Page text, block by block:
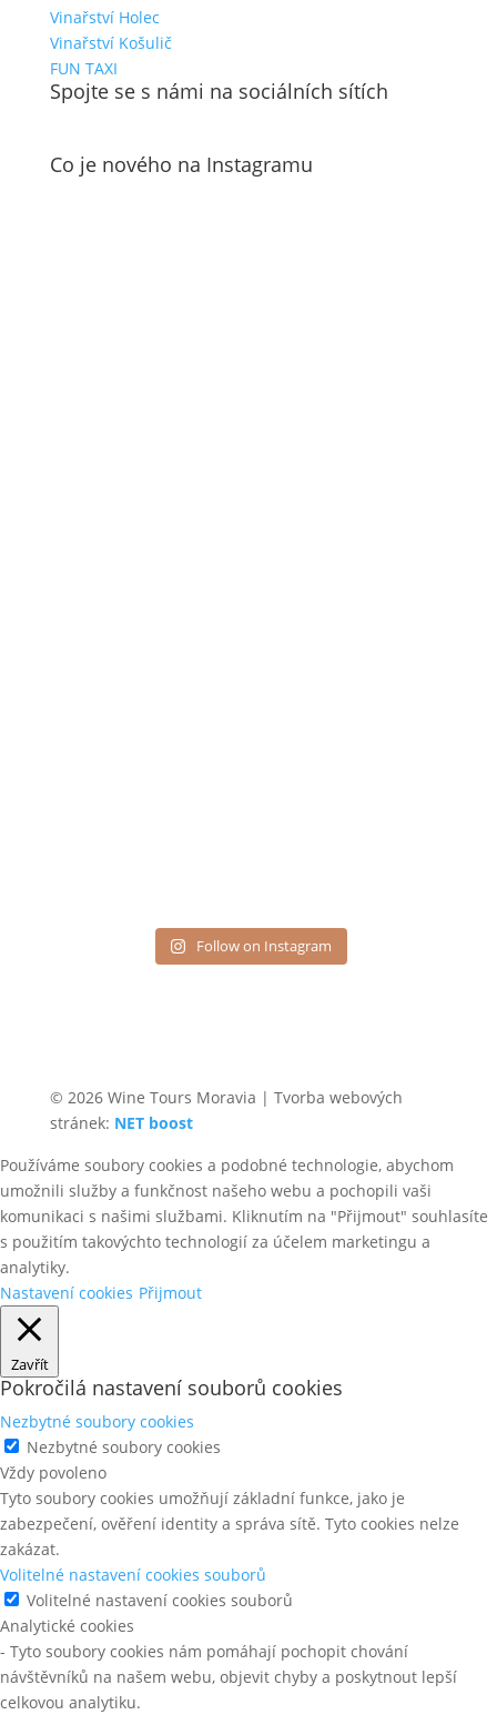
Vinařství Holec
Vinařství Košulič
FUN TAXI
Spojte se s námi na sociálních sítích
Co je nového na Instagramu
Follow on Instagram
© 2026 Wine Tours Moravia | Tvorba webových
stránek: NET boost
Používáme soubory cookies a podobné technologie, abychom
umožnili služby a funkčnost našeho webu a pochopili vaši
komunikaci s našimi službami. Kliknutím na "Přijmout" souhlasíte
s použitím takovýchto technologií za účelem marketingu a
analytiky.
Nastavení cookies Přijmout
Zavřít
Pokročilá nastavení souborů cookies
Nezbytné soubory cookies
Nezbytné soubory cookies
Vždy povoleno
Tyto soubory cookies umožňují základní funkce, jako je
zabezpečení, ověření identity a správa sítě. Tyto cookies nelze
zakázat.
Volitelné nastavení cookies souborů
Volitelné nastavení cookies souborů
Analytické cookies
- Tyto soubory cookies nám pomáhají pochopit chování
návštěvníků na našem webu, objevit chyby a poskytnout lepší
celkovou analytiku.